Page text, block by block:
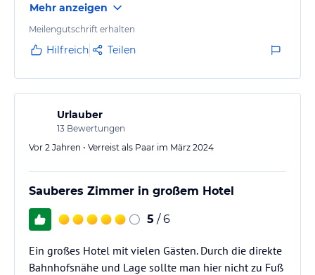
Mehr anzeigen
Meilengutschrift erhalten
Hilfreich Teilen
Urlauber
13 Bewertungen
Vor 2 Jahren • Verreist als Paar im März 2024
Sauberes Zimmer in großem Hotel
5 / 6
Ein großes Hotel mit vielen Gästen. Durch die direkte
Bahnhofsnähe und Lage sollte man hier nicht zu Fuß